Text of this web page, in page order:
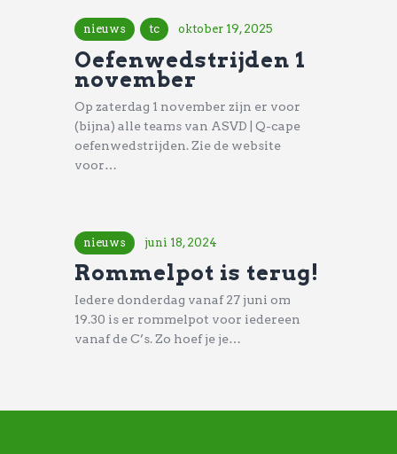
nieuws tc oktober 19, 2025
Oefenwedstrijden 1
november
Op zaterdag 1 november zijn er voor
(bijna) alle teams van ASVD | Q-cape
oefenwedstrijden. Zie de website
voor…
nieuws juni 18, 2024
Rommelpot is terug!
Iedere donderdag vanaf 27 juni om
19.30 is er rommelpot voor iedereen
vanaf de C’s. Zo hoef je je…